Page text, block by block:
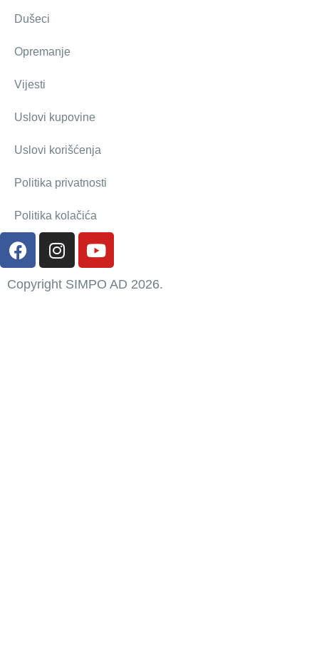
Dušeci
Opremanje
Vijesti
Uslovi kupovine
Uslovi korišćenja
Politika privatnosti
Politika kolačića
Copyright SIMPO AD 2026.